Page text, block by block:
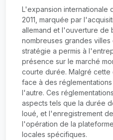
L'expansion internationale
2011, marquée par
allemand et l'ouverture de
nombreuses grandes villes
stratégie a permis à
présence sur le marché
courte durée. Malgré cette
face à des
l'autre. Ces
aspects tels que la durée
loué, et l'enregistrement
l'opération de la
locales spécifiques.